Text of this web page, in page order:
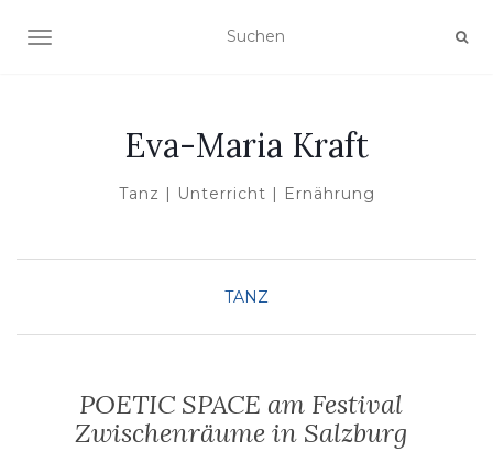
NAVIGATION UMSCHALTEN
Eva-Maria Kraft
Tanz | Unterricht | Ernährung
TANZ
POETIC SPACE am Festival
Zwischenräume in Salzburg